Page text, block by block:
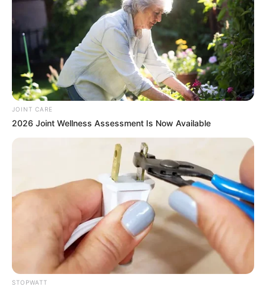
This Trick Will Give You An Erection At Any Age
JOINT CARE
2026 Joint Wellness Assessment Is Now Available
STOPWATT